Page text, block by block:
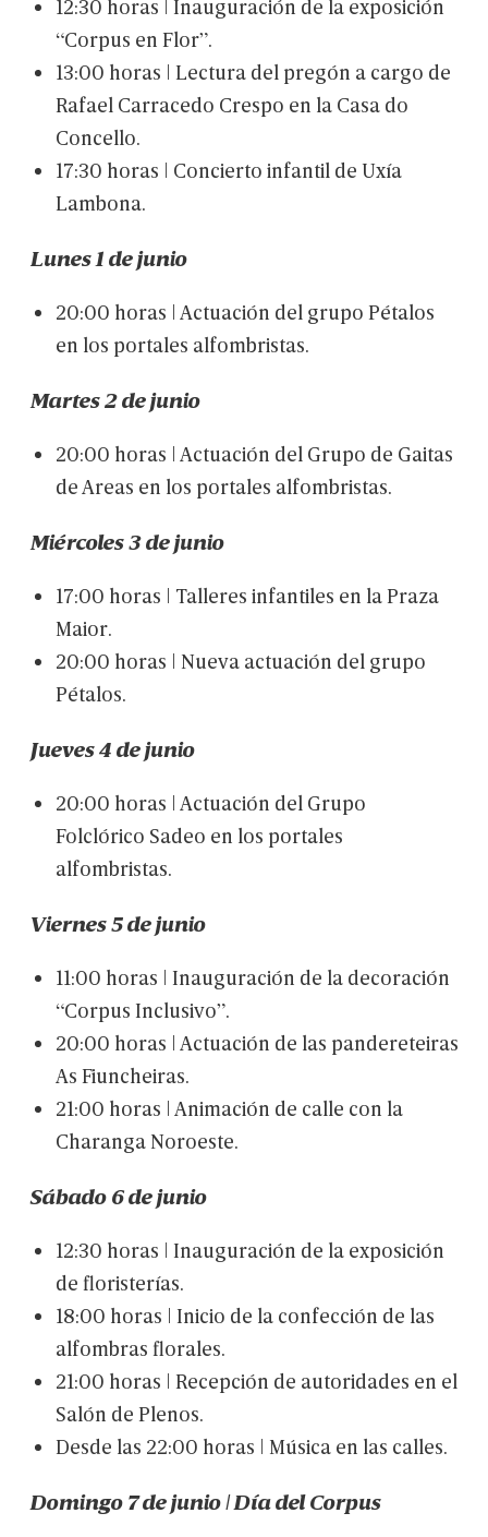
12:30 horas | Inauguración de laexposición
“Corpus en Flor”.
13:00 horas | Lecturadel pregón acargo de
Rafael Carracedo Crespo en laCasado
Concello.
17:30 horas | Concierto infantil de Uxía
Lambona.
Lunes1dejunio
20:00 horas | Actuación del grupo Pétalos
en los portales alfombristas.
Martes2dejunio
20:00 horas | Actuación del Grupo de Gaitas
de Areas en los portales alfombristas.
Miércoles3dejunio
17:00 horas | Talleres infantiles en laPraza
Maior.
20:00 horas | Nuevaactuación del grupo
Pétalos.
Jueves4dejunio
20:00 horas | Actuación del Grupo
Folclórico Sadeo en los portales
alfombristas.
Viernes5dejunio
11:00 horas | Inauguración de ladecoración
“Corpus Inclusivo”.
20:00 horas | Actuación de las pandereteiras
As Fiuncheiras.
21:00 horas | Animación de calle con la
CharangaNoroeste.
Sábado6dejunio
12:30 horas | Inauguración de laexposición
de floristerías.
18:00 horas | Inicio de laconfección de las
alfombras florales.
21:00 horas | Recepción de autoridades en el
Salón de Plenos.
Desde las 22:00 horas | Músicaen las calles.
Domingo7dejunio|DíadelCorpus